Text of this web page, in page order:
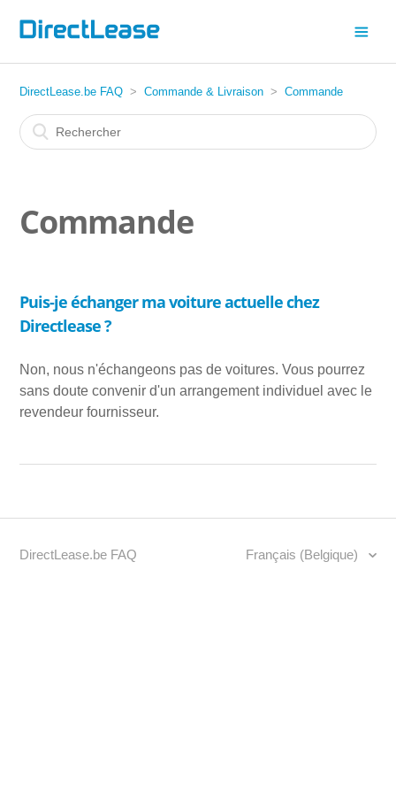
DirectLease.be FAQ Commande & Livraison Commande
Commande
Puis-je échanger ma voiture actuelle chez
Directlease ?
Non, nous n'échangeons pas de voitures. Vous pourrez
sans doute convenir d'un arrangement individuel avec le
revendeur fournisseur.
DirectLease.be FAQ Français (Belgique)